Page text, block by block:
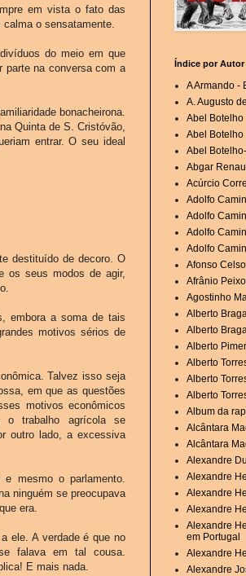
em vista o fato das
o sensatamente.
do meio em que
parte na conversa com a
bonacheirona.
Quinta de S. Cristóvão,
entrar. O seu ideal
destituído de decoro. O
os seus modos de agir,
embora a soma de tais
motivos sérios de
Talvez isso seja
em que as questões
motivos econômicos
o trabalho agrícola se
outro lado, a excessiva
mesmo o parlamento.
ninguém se preocupava
era.
ele. A verdade é que no
falava em tal cousa.
E mais nada.
Índice por Autor
A Armando -
A. Augusto
Abel Botelho
Abel Botelho
Abel
Abgar
Acúrcio
Adolfo
Adolfo
Adolfo
Adolfo
Afonso
Afrânio
Agostinho
Alberto
Alberto
Alberto
Alberto
Alberto
Alberto
Album da
Alcântara
Alcântara
Alexandre
Alexandre
Alexandre
Alexandre
Alexandre
em Portugal
Alexandre
Alexandre